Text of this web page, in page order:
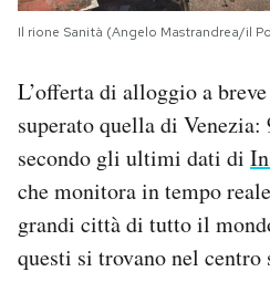
Il rione Sanità (Angelo Mastrandrea/il
L’offerta di alloggio a
superato quella di
secondo gli ultimi dati di
che monitora in tempo
grandi città di tutto il
questi si trovano nel